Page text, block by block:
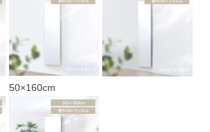
50×160cm